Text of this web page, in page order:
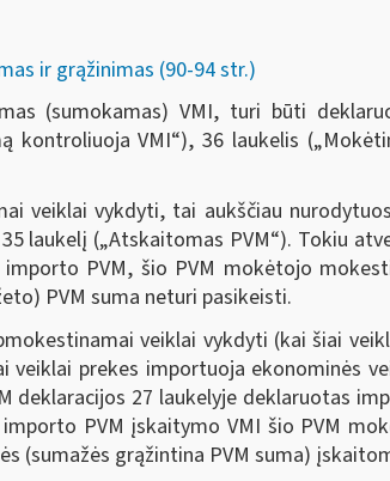
ir grąžinimas (90-94 str.)
(sumokamas) VMI, turi būti
VMI“), 36 laukelis
veiklai vykdyti, tai aukščiau
laukelį („Atskaitomas PVM“). Tokiu
PVM, šio PVM mokėtojo
PVM suma neturi pasikeisti.
veiklai vykdyti (kai šiai
prekes importuoja ekonominės
27 laukelyje deklaruotas
PVM įskaitymo VMI šio PVM
(sumažės grąžintina PVM suma)